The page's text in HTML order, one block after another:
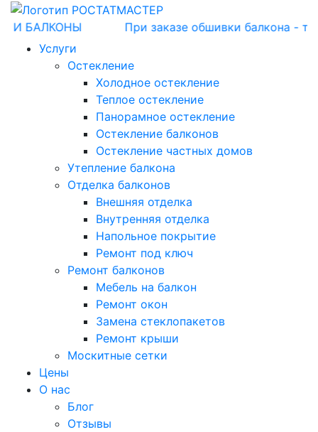
При заказе обшивки балкона -
Услуги
Остекление
Холодное остекление
Теплое остекление
Панорамное остекление
Остекление балконов
Остекление частных домов
Утепление балкона
Отделка балконов
Внешняя отделка
Внутренняя отделка
Напольное покрытие
Ремонт под ключ
Ремонт балконов
Мебель на балкон
Ремонт окон
Замена стеклопакетов
Ремонт крыши
Москитные сетки
Цены
О нас
Блог
Отзывы